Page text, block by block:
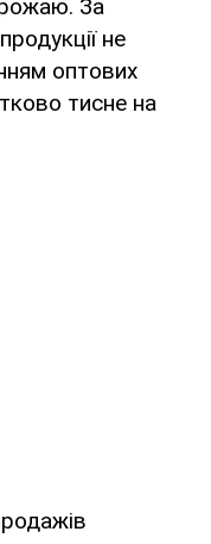
За
не
оптових
тисне на